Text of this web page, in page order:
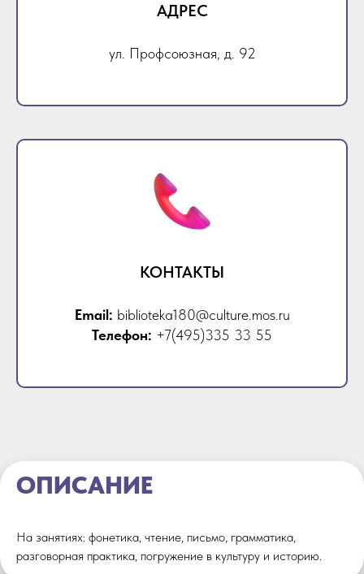
АДРЕС
ул. Профсоюзная, д. 92
КОНТАКТЫ
Email: biblioteka180@culture.mos.ru
Телефон: +7(495)335 33 55
ОПИСАНИЕ
На занятиях: фонетика, чтение, письмо, грамматика,
разговорная практика, погружение в культуру и историю.